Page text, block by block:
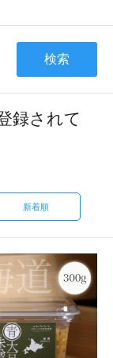
検索
録されて
新着順